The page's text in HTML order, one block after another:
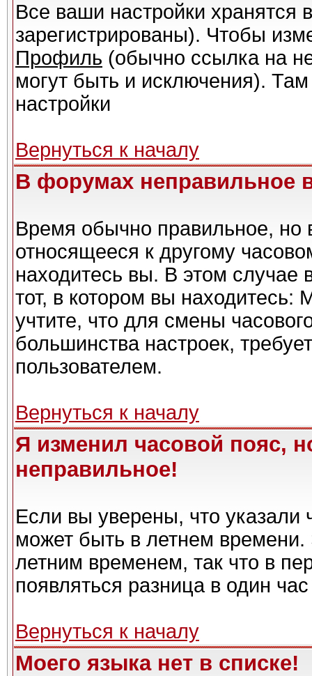
Все ваши настройки хранятся
зарегистрированы). Чтобы
Профиль (обычно ссылка на
могут быть и исключения).
настройки
Вернуться к началу
В форумах неправильное
Время обычно правильное, но
относящееся к другому
находитесь вы. В этом случае
тот, в котором вы находитесь:
учтите, что для смены
большинства настроек,
пользователем.
Вернуться к началу
Я изменил часовой пояс,
неправильное!
Если вы уверены, что указали
может быть в летнем
летним временем, так что в
появляться разница в один
Вернуться к началу
Моего языка нет в списке!